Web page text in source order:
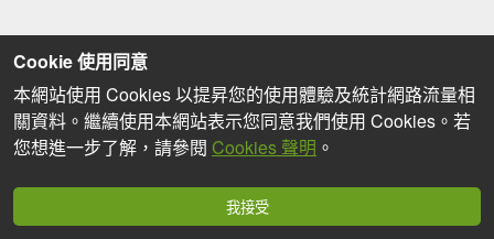
Cookie 使用同意
本網站使用 Cookies 以提昇您的使用體驗及統計網路流量相
關資料。繼續使用本網站表示您同意我們使用 Cookies。若
您想進一步了解，請參閱 Cookies 聲明 。
我接受